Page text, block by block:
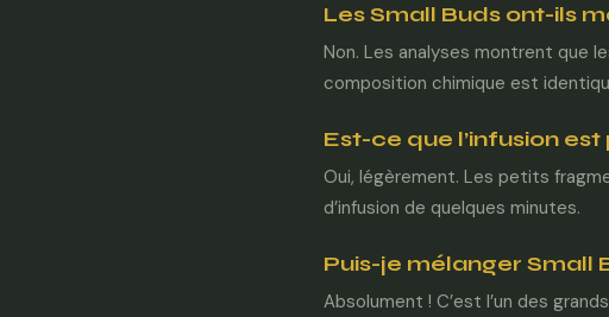
Les Small Buds ont-ils
Non. Les analyses montrent que
composition chimique est
Est-ce que l’infusion
Oui, légèrement. Les petits
d’infusion de quelques minutes.
Puis-je mélanger Small
Absolument ! C’est l’un des